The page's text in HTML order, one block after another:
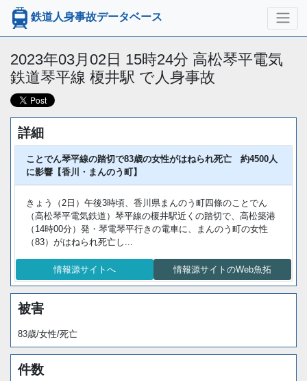
鉄道人身事故データベース
2023年03月02日 15時24分 高松琴平電気
鉄道琴平線 榎井駅 で人身事故
詳細
ことでん琴平線の踏切で83歳の女性がはねられ死亡 約4500人
に影響【香川・まんのう町】
きょう（2日）午後3時頃、香川県まんのう町四條のことでん
（高松琴平電気鉄道）琴平線の榎井駅近くの踏切で、高松築港
（14時00分）発・琴電琴平行きの電車に、まんのう町の女性
（83）がはねられ死亡し...
情報源サイトへ 情報源サイトのWeb魚拓
被害
83歳/女性/死亡
件数